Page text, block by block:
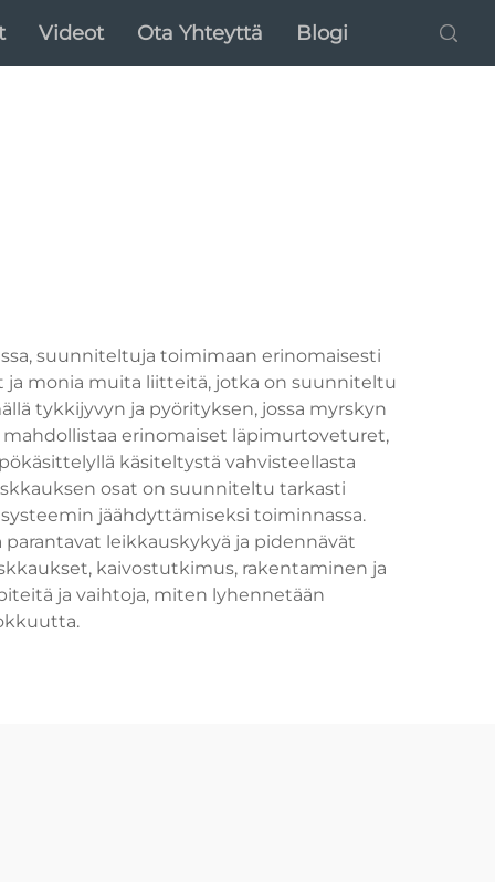
Videot Ota Yhteyttä Blogi
suunniteltuja toimimaan erinomaisesti
ja monia muita liitteitä, jotka on suunniteltu
tykkijyvyn ja pyörityksen, jossa myrskyn
erinomaiset läpimurtoveturet,
käsiteltystä vahvisteellasta
osat on suunniteltu tarkasti
jäähdyttämiseksi toiminnassa.
leikkauskykyä ja pidennävät
kaivostutkimus, rakentaminen ja
ja vaihtoja, miten lyhennetään